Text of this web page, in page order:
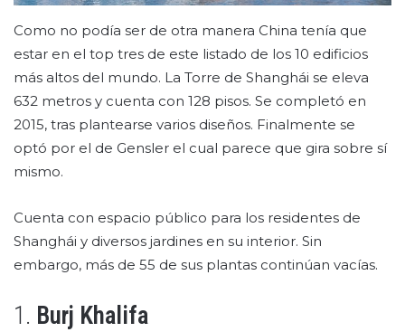
Como no podía ser de otra manera China tenía que
estar en el top tres de este listado de los 10 edificios
más altos del mundo. La Torre de Shanghái se eleva
632 metros y cuenta con 128 pisos. Se completó en
2015, tras plantearse varios diseños. Finalmente se
optó por el de Gensler el cual parece que gira sobre sí
mismo.
Cuenta con espacio público para los residentes de
Shanghái y diversos jardines en su interior. Sin
embargo, más de 55 de sus plantas continúan vacías.
1. Burj Khalifa